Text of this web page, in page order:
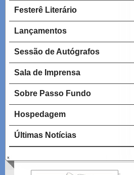
Festerê Literário
Lançamentos
Sessão de Autógrafos
Sala de Imprensa
Sobre Passo Fundo
Hospedagem
Últimas Notícias